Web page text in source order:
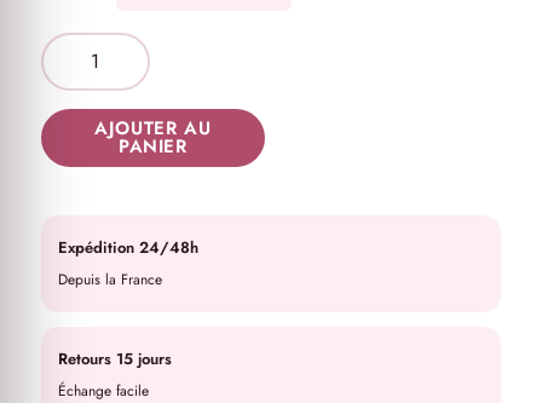
AJOUTER AU
PANIER
Expédition 24/48h
Depuis la France
Retours 15 jours
Échange facile